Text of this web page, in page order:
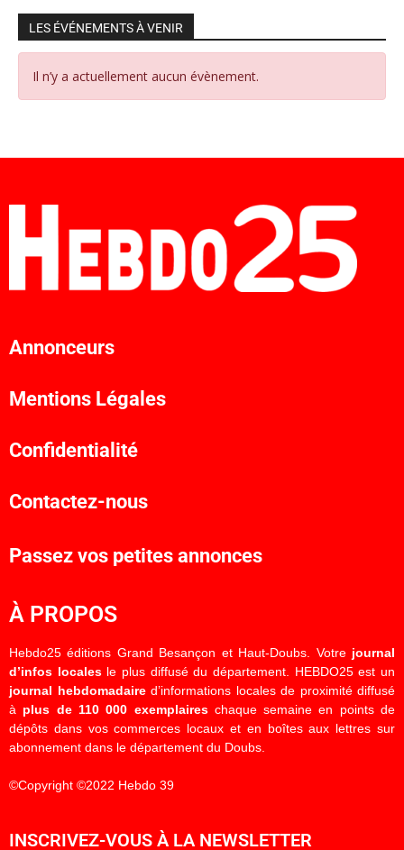
LES ÉVÉNEMENTS À VENIR
Il n’y a actuellement aucun évènement.
Annonceurs
Mentions Légales
Confidentialité
Contactez-nous
Passez vos petites annonces
À PROPOS
Hebdo25 éditions Grand Besançon et Haut-Doubs. Votre journal
d’infos localesle plus diffusé du département. HEBDO25 est un
journal hebdomadaired’informations locales de proximité diffusé
à plus de 110 000 exemplaireschaque semaine en points de
dépôts dans vos commerces locaux et en boîtes aux lettres sur
abonnement dans le département du Doubs.
©Copyright ©2022 Hebdo 39
INSCRIVEZ-VOUS À LA NEWSLETTER